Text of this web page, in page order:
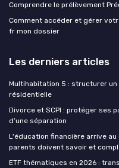
Comprendre le prélèvement
Comment accéder et gérer
fr mon dossier
Les derniers articles
Multihabitation 5 : structurer
résidentielle
Divorce et SCPI : protéger ses
d’une séparation
L'éducation financière arrive
parents doivent savoir et
ETF thématiques en 2026 :